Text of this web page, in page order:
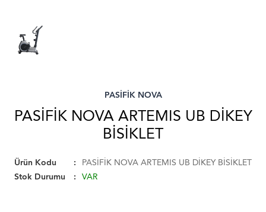
PASİFİK NOVA
PASİFİK NOVA ARTEMIS UB DİKEY
BİSİKLET
Ürün Kodu
PASİFİK NOVA ARTEMIS UB DİKEY BİSİKLET
Stok Durumu
VAR